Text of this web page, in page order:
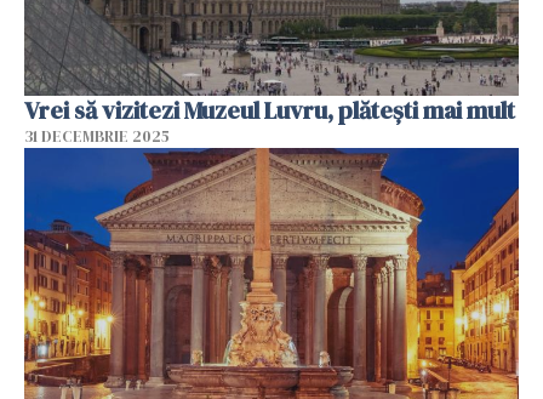
Vrei să vizitezi Muzeul Luvru, plătești mai mult
31 DECEMBRIE 2025